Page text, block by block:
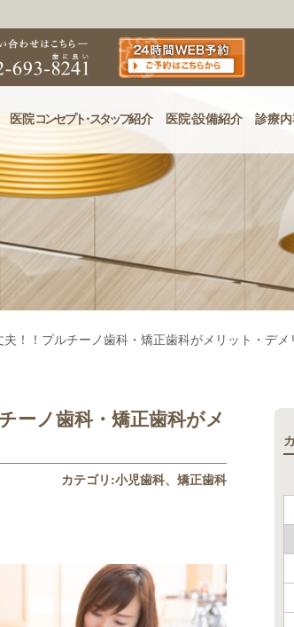
医院コンセプト・スタッフ紹介 医院・設備紹介 診療
！！プルチーノ歯科・矯正歯科がメリット・デ
ーノ歯科・矯正歯科がメ
カテゴリ:小児歯科 矯正歯科